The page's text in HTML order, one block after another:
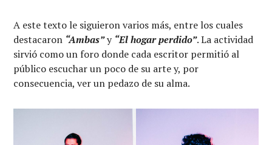
A este texto le siguieron varios más, entre los cuales
destacaron “Ambas”y “El hogar perdido”. La actividad
sirvió como un foro donde cada escritor permitió al
público escuchar un poco de su arte y, por
consecuencia, ver un pedazo de su alma.